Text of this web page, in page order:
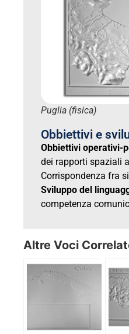
Puglia (fisica)
Obbiettivi e
Obbiettivi operativi-
dei rapporti spaziali
Corrispondenza fra
Sviluppo del
competenza
Altre Voci